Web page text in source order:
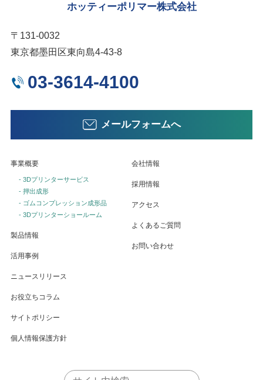
ホッティーポリマー株式会社
〒131-0032
東京都墨田区東向島4-43-8
03-3614-4100
メールフォームへ
事業概要
- 3Dプリンターサービス
- 押出成形
- ゴムコンプレッション成形品
- 3Dプリンターショールーム
製品情報
活用事例
ニュースリリース
お役立ちコラム
会社情報
採用情報
アクセス
よくあるご質問
お問い合わせ
サイトポリシー
個人情報保護方針